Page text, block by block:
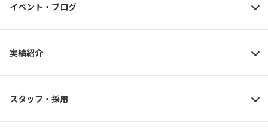
イベント・ブログ
実績紹介
スタッフ・採用